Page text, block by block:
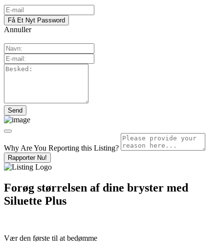
Annuller
Why Are You Reporting this Listing?
Rapporter Nu!
Forøg størrelsen af dine bryster med
Siluette Plus
Vær den første til at bedømme